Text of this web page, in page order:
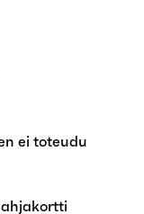
ei toteudu